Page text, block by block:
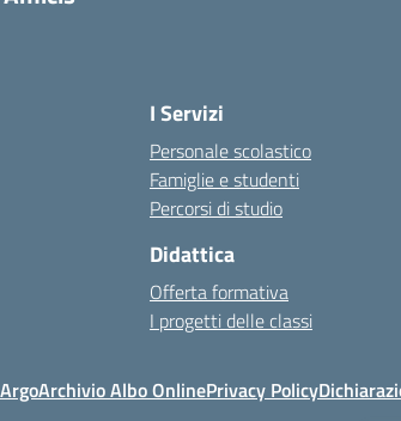
I Servizi
Personale scolastico
Famiglie e studenti
Percorsi di studio
Didattica
Offerta formativa
I progetti delle classi
Archivio Albo OnlinePrivacy Policy